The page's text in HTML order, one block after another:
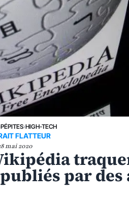
PÉPITES›HIGH-TECH
FLATTEUR
mai 2020
par des